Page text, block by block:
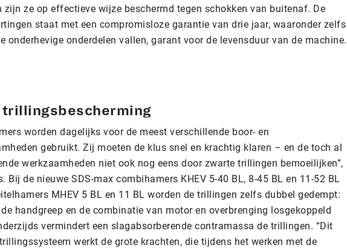
zijn ze op effectieve wijze beschermd tegen schokken van buitenaf. De
staat met een compromisloze garantie van drie jaar, waaronder zelfs
onderhevige onderdelen vallen, garant voor de levensduur van de machine.
trillingsbescherming
worden dagelijks voor de meest verschillende boor- en
gebruikt. Zij moeten de klus snel en krachtig klaren – en de toch al
werkzaamheden niet ook nog eens door zwarte trillingen bemoeilijken”,
Bij de nieuwe SDS-max combihamers KHEV 5-40 BL, 8-45 BL en 11-52 BL
MHEV 5 BL en 11 BL worden de trillingen zelfs dubbel gedempt:
handgreep en de combinatie van motor en overbrenging losgekoppeld
vermindert een slagabsorberende contramassa de trillingen. “Dit
werkt de grote krachten, die tijdens het werken met de